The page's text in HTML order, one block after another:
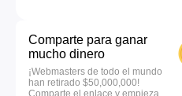
Comparte para ganar
mucho dinero
¡Webmasters de todo el mundo
han retirado $50,000,000!
Comparte el enlace y empieza